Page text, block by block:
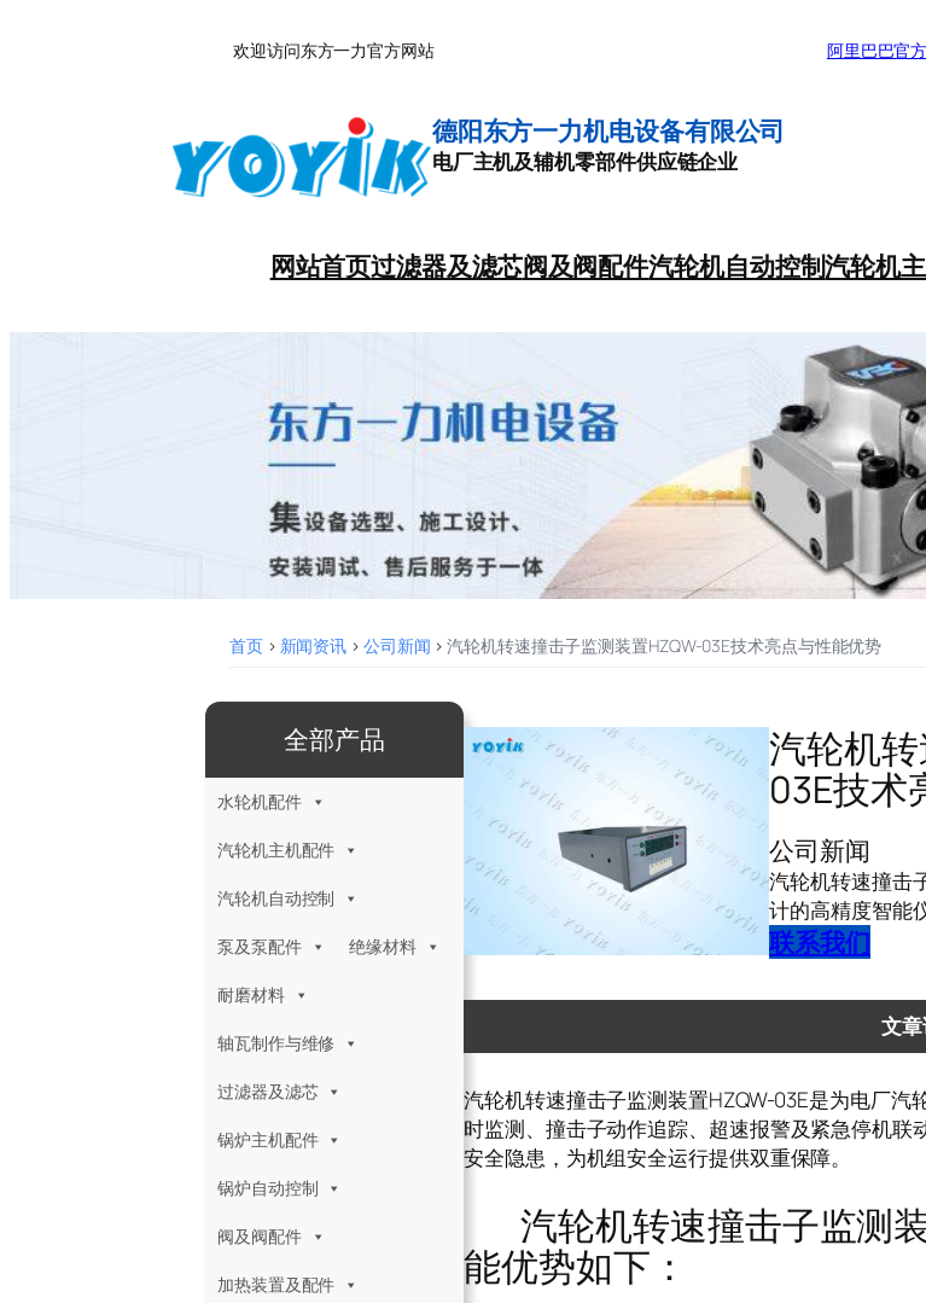
欢迎访问东方一力官方网站 阿里巴巴官
德阳东方一力机电设备有限公司
电厂主机及辅机零部件供应链企业
网站首页过滤器及滤芯阀及阀配件汽轮机自动控制汽轮机
首页> 新闻资讯 > 公司新闻 >汽轮机转速撞击子监测装置HZQW-03E技术亮点与性能优势
全部产品
水轮机配件
汽轮机主机配件
汽轮机自动控制
泵及泵配件 绝缘材料
耐磨材料
轴瓦制作与维修
过滤器及滤芯
锅炉主机配件
锅炉自动控制
阀及阀配件
加热装置及配件
汽轮机
03E技术
公司新闻
汽轮机转速撞击
计的高精度智能
联系我们
文
汽轮机转速撞击子监测装置HZQW-03E是为电厂
时监测、撞击子动作追踪、超速报警及紧急停机
安全隐患，为机组安全运行提供双重保障。
汽轮机转速撞击子监测
能优势如下：